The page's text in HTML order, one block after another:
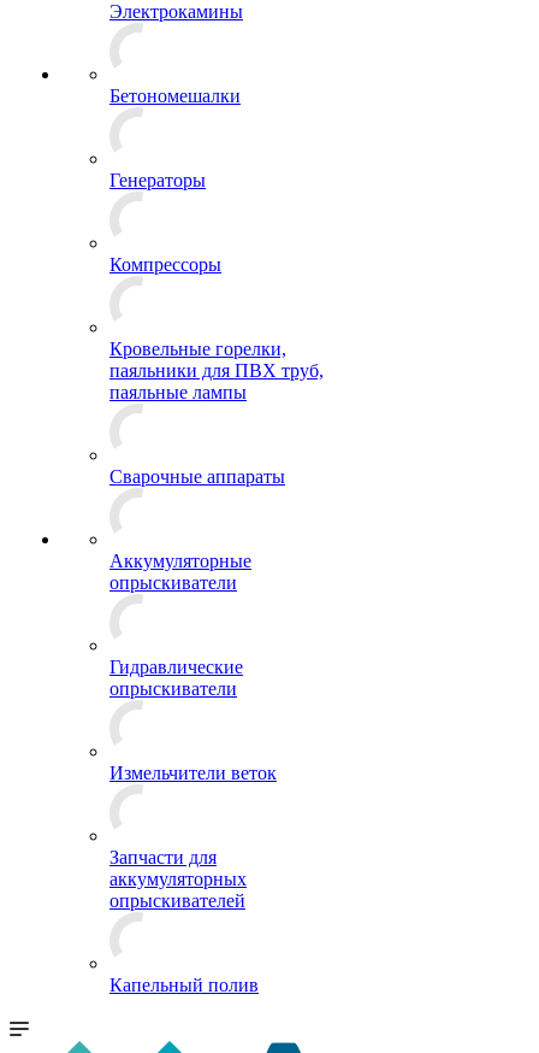
Электрокамины
Бетономешалки
Генераторы
Компрессоры
Кровельные горелки,
паяльники для ПВХ труб,
паяльные лампы
Сварочные аппараты
Аккумуляторные
опрыскиватели
Гидравлические
опрыскиватели
Измельчители веток
Запчасти для
аккумуляторных
опрыскивателей
Капельный полив